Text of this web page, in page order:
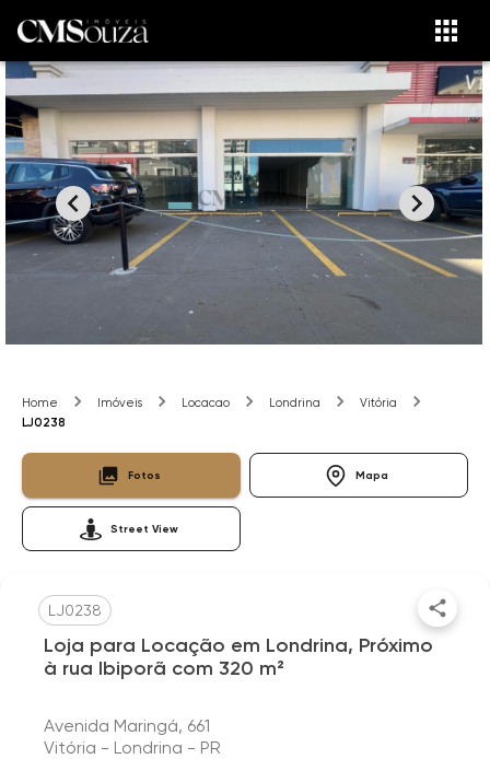
Home Imóveis Locacao Londrina
Vitória
LJ0238
Fotos Mapa
Street View
LJ0238
Loja para Locação em Londrina, Próximo
à rua Ibiporã com 320 m²
Avenida Maringá, 661
Vitória - Londrina - PR